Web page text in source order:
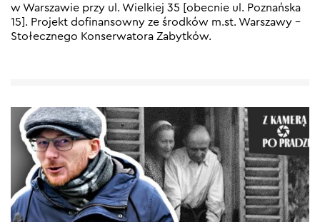
w Warszawie przy ul. Wielkiej 35 [obecnie ul. Poznańska
15]. Projekt dofinansowny ze środków m.st. Warszawy –
Stołecznego Konserwatora Zabytków.